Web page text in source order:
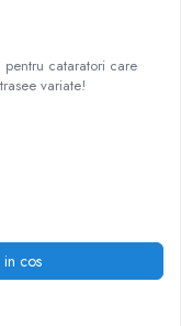
cataratori care
variate!
cos